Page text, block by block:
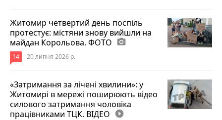
Житомир четвертий день поспіль
протестує: містяни знову вийшли на
майдан Корольова. ФОТО photo_camera
14 20 липня 2026 р.
«Затримання за лічені хвилини»: у
Житомирі в мережі поширюють відео
силового затримання чоловіка
працівниками ТЦК. ВІДЕО play_circle_filled